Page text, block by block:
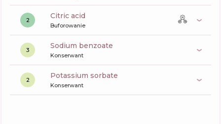
2 citric acid
Buforowanie
3 sodium benzoate
Konserwant
2 potassium sorbate
Konserwant